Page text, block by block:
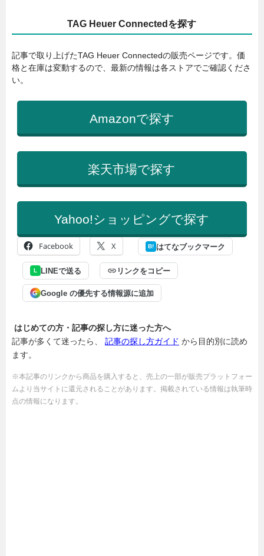
TAG Heuer Connectedを探す
記事で取り上げたTAG Heuer Connectedの販売ページです。価
格と在庫は変動するので、最新の情報は各ストアでご確認くださ
い。
Amazonで探す
楽天市場で探す
Yahoo!ショッピングで探す
Facebook X B! はてなブックマーク
L LINEで送る リンクをコピー
G Google の優先する情報源に追加
はじめての方・記事の探し方に迷った方へ
記事が多くて迷ったら、 記事の探し方ガイド から目的別に読め
ます。
※本記事のリンクから商品を購入すると、売上の一部が販売プラットフォー
ムより当サイトに還元されることがあります。掲載されている情報は執筆時
点の情報になります。